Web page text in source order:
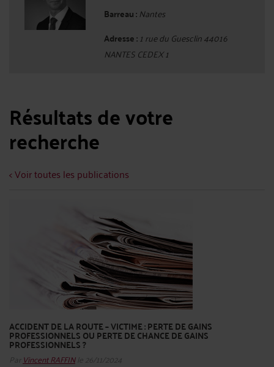
Barreau : Nantes
Adresse :1 rue du Guesclin 44016
NANTES CEDEX 1
Résultats de votre
recherche
< Voir toutes les publications
ACCIDENT DE LA ROUTE – VICTIME : PERTE DE GAINS
PROFESSIONNELS OU PERTE DE CHANCE DE GAINS
PROFESSIONNELS ?
Par Vincent RAFFINle 26/11/2024